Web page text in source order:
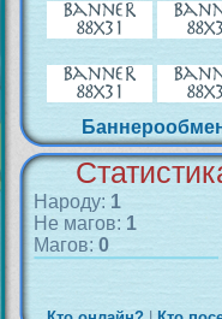
Народу: 1
Не магов: 1
Магов: 0